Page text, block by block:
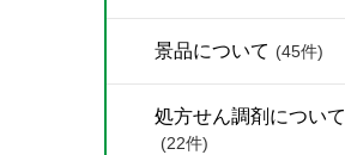
景品について (45件)
処方せん調剤について
(22件)